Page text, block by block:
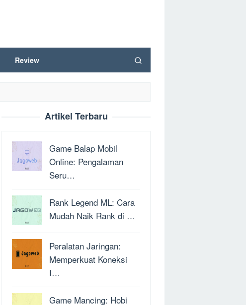
Review
Artikel Terbaru
Game Balap Mobil
Online: Pengalaman
Seru…
Rank Legend ML: Cara
Mudah Naik Rank di …
Peralatan Jaringan:
Memperkuat Koneksi
I…
Game Mancing: Hobi